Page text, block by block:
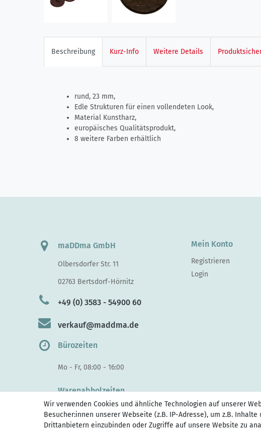
Beschreibung Kurz-Info Weitere Details
rund, 23 mm,
Edle Strukturen für einen vollendeten Look,
Material Kunstharz,
europäisches Qualitätsprodukt,
8 weitere Farben erhältlich
maDDma GmbH
Olbersdorfer Str. 11
02763 Bertsdorf-Hörnitz
+49 (0) 3583 - 54900 60
verkauf@maddma.de
Bürozeiten
Mo - Fr, 08:00 - 16:00
Warenabholzeiten
Di - Do, 10:00 - 15.30
Fr 10:00 - 14:00
Mein Konto
Registrieren
Login
Wir verwenden Cookies und ähnliche Technologien auf unserer
Besucher:innen unserer Webseite (z.B. IP-Adresse), um z.B.
Drittanbietern einzubinden oder Zugriffe auf unsere Website zu